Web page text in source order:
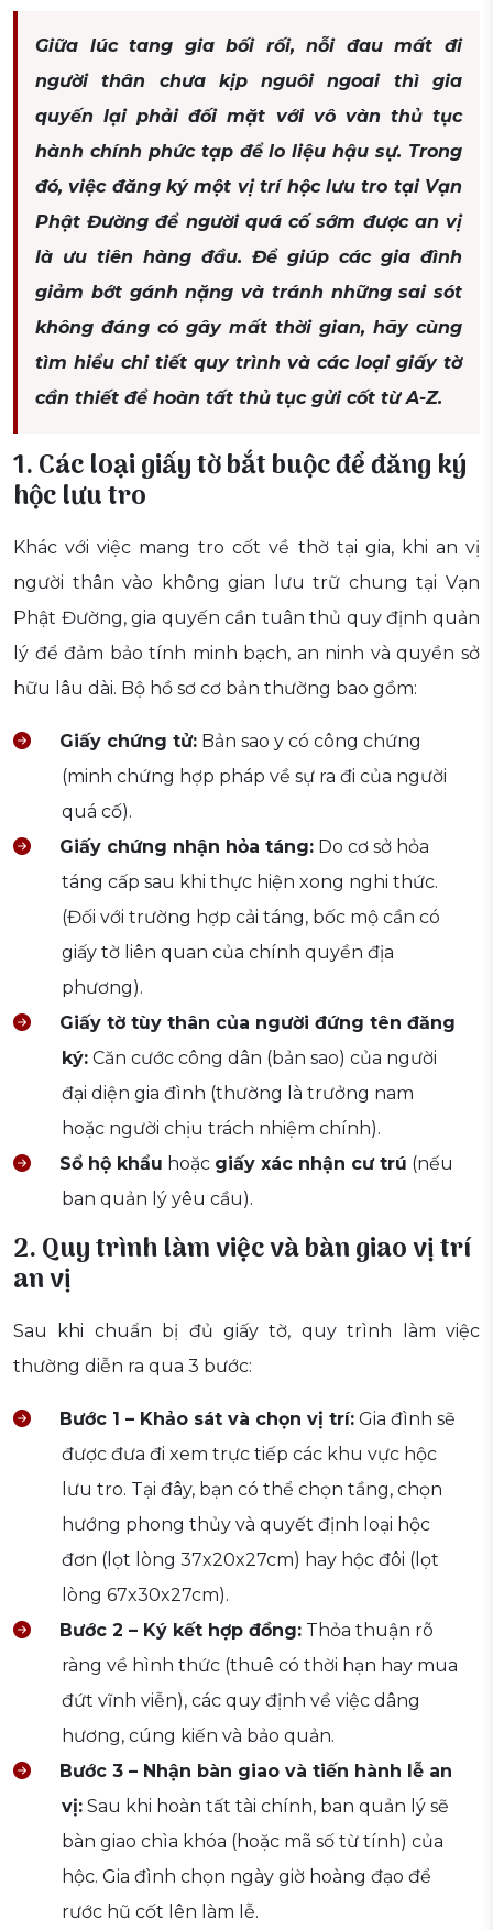
Giữa lúc tang gia bối rối, nỗi đau mất đi
người thân chưa kịp nguôi ngoai thì gia
quyến lại phải đối mặt với vô vàn thủ tục
hành chính phức tạp để lo liệu hậu sự. Trong
đó, việc đăng ký một vị trí hộc lưu tro tại Vạn
Phật Đường để người quá cố sớm được an vị
là ưu tiên hàng đầu. Để giúp các gia đình
giảm bớt gánh nặng và tránh những sai sót
không đáng có gây mất thời gian, hãy cùng
tìm hiểu chi tiết quy trình và các loại giấy tờ
cần thiết để hoàn tất thủ tục gửi cốt từ A-Z.
1. Các loại giấy tờ bắt buộc để đăng ký
hộc lưu tro
Khác với việc mang tro cốt về thờ tại gia, khi an vị
người thân vào không gian lưu trữ chung tại Vạn
Phật Đường, gia quyến cần tuân thủ quy định quản
lý để đảm bảo tính minh bạch, an ninh và quyền sở
hữu lâu dài. Bộ hồ sơ cơ bản thường bao gồm:
Giấy chứng tử: Bản sao y có công chứng
(minh chứng hợp pháp về sự ra đi của người
quá cố).
Giấy chứng nhận hỏa táng: Do cơ sở hỏa
táng cấp sau khi thực hiện xong nghi thức.
(Đối với trường hợp cải táng, bốc mộ cần có
giấy tờ liên quan của chính quyền địa
phương).
Giấy tờ tùy thân của người đứng tên đăng
ký: Căn cước công dân (bản sao) của người
đại diện gia đình (thường là trưởng nam
hoặc người chịu trách nhiệm chính).
Sổ hộ khẩu hoặc giấy xác nhận cư trú (nếu
ban quản lý yêu cầu).
2. Quy trình làm việc và bàn giao vị trí
an vị
Sau khi chuẩn bị đủ giấy tờ, quy trình làm việc
thường diễn ra qua 3 bước:
Bước 1 – Khảo sát và chọn vị trí: Gia đình sẽ
được đưa đi xem trực tiếp các khu vực hộc
lưu tro. Tại đây, bạn có thể chọn tầng, chọn
hướng phong thủy và quyết định loại hộc
đơn (lọt lòng 37x20x27cm) hay hộc đôi (lọt
lòng 67x30x27cm).
Bước 2 – Ký kết hợp đồng: Thỏa thuận rõ
ràng về hình thức (thuê có thời hạn hay mua
đứt vĩnh viễn), các quy định về việc dâng
hương, cúng kiến và bảo quản.
Bước 3 – Nhận bàn giao và tiến hành lễ an
vị: Sau khi hoàn tất tài chính, ban quản lý sẽ
bàn giao chìa khóa (hoặc mã số từ tính) của
hộc. Gia đình chọn ngày giờ hoàng đạo để
rước hũ cốt lên làm lễ.